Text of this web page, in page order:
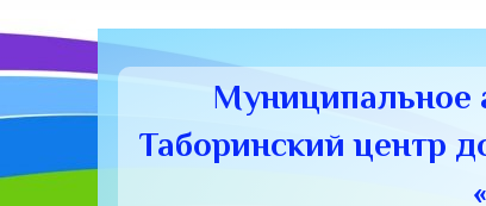
Муниципальное
Таборинский центр